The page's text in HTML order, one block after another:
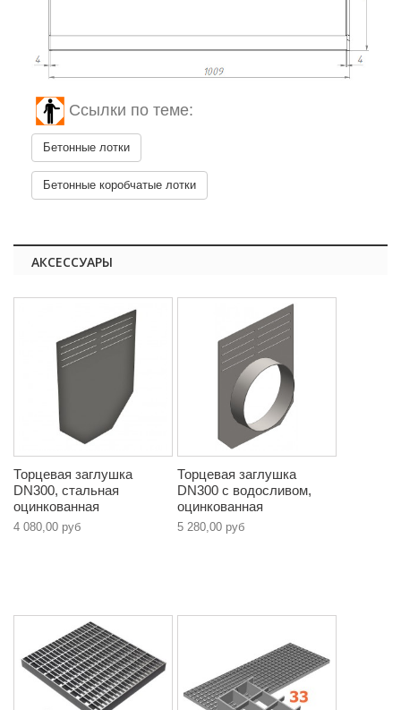
Ссылки по теме:
Бетонные лотки
Бетонные коробчатые лотки
АКСЕССУАРЫ
Торцевая заглушка
DN300, стальная
оцинкованная
4 080,00 руб
Торцевая заглушка
DN300 с водосливом,
оцинкованная
5 280,00 руб